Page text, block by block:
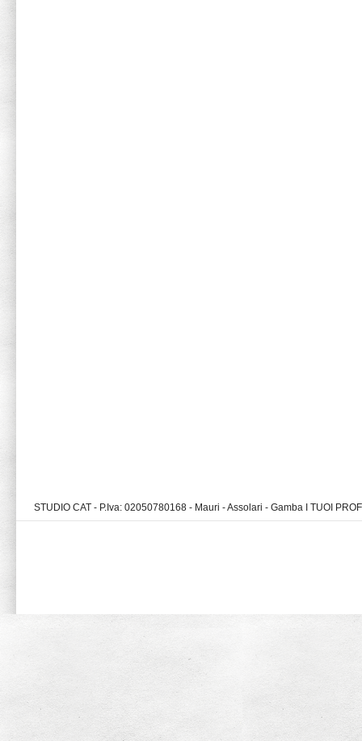
STUDIO CAT - P.Iva: 02050780168 - Mauri - Assolari - Gamba I TUOI